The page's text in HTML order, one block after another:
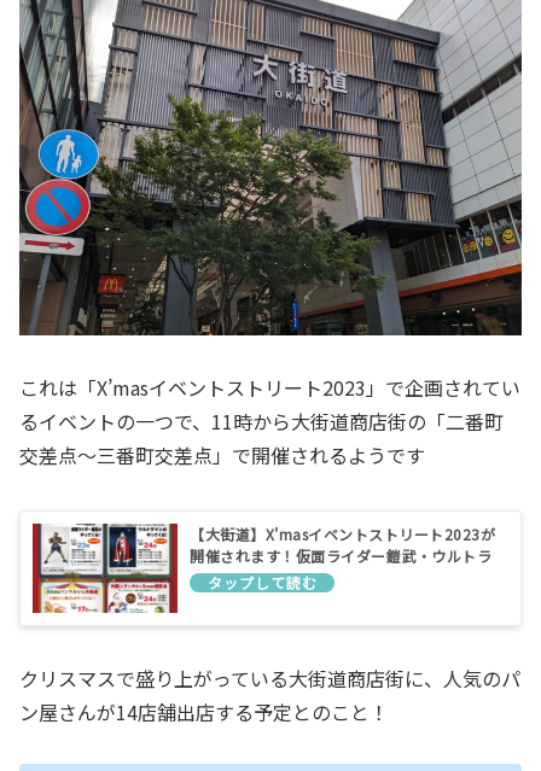
これは「X’masイベントストリート2023」で企画されてい
るイベントの一つで、11時から大街道商店街の「二番町
交差点～三番町交差点」で開催されるようです
【大街道】X'masイベントストリート2023が
開催されます！仮面ライダー鎧武・ウルトラ
マン・サンタがやってくるクリスマス音楽祭
を楽しもう♪
クリスマスで盛り上がっている大街道商店街に、人気のパ
ン屋さんが14店舗出店する予定とのこと！